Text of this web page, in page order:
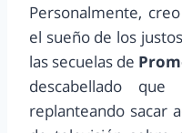
Personalmente,
el sueño de los
las secuelas de
descabellado
replanteando sacar